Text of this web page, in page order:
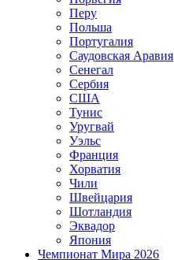
Перу
Польша
Португалия
Саудовская Аравия
Сенегал
Сербия
США
Тунис
Уругвай
Уэльс
Франция
Хорватия
Чили
Швейцария
Шотландия
Эквадор
Япония
Чемпионат Мира 2026